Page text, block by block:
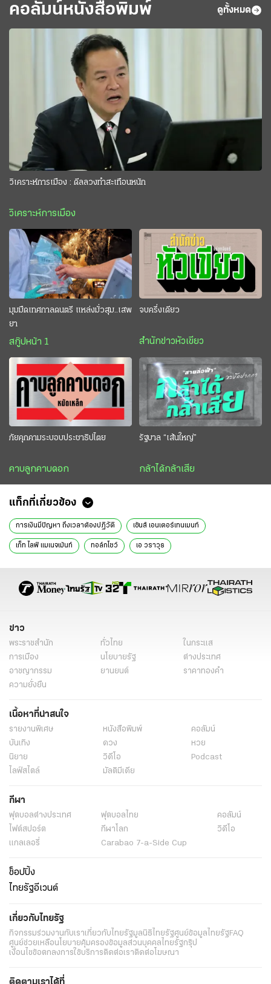
คอลัมน์หนังสือพิมพ์ ดูทั้งหมด
วิเคราะห์การเมือง : ดีลลวงทำสะเทือนหนัก
วิเคราะห์การเมือง
มุมมืดเทศกาลดนตรี แหล่งมั่วสุม..เสพ
ยา
สกู๊ปหน้า 1
จบครึ่งเดียว
สำนักข่าวหัวเขียว
ภัยคุกคามระบอบประชาธิปไตย
คาบลูกคาบดอก
รัฐบาล “เส้นใหญ่”
กล้าได้กล้าเสีย
แท็กที่เกี่ยวข้อง
การเงินมีปัญหา ถึงเวลาต้องปฏิวัติ เซ้นส์ เอนเตอร์เทนเมนท์
เก็ท ไลฟ์ แมเนจเม้นท์ ทอล์กโชว์ เอ วราวุธ
ข่าว
พระราชสำนัก ทั่วไทย
ในกระแส
การเมือง
นโยบายรัฐ
ต่างประเทศ
อาชญากรรม
ยานยนต์
ราคาทองคำ
ความยั่งยืน
เนื้อหาที่น่าสนใจ
รายงานพิเศษ หนังสือพิมพ์
คอลัมน์
บันเทิง
ดวง
หวย
นิยาย
วิดีโอ
Podcast
ไลฟ์สไตล์
มัลติมีเดีย
กีฬา
ฟุตบอลต่่างประเทศ ฟุตบอลไทย
คอลัมน์
ไฟต์สปอร์ต
กีฬาโลก
วิดีโอ
แกลเลอรี่
Carabao 7-a-Side Cup
ช็อปปิ้ง
ไทยรัฐอีเวนต์
เกี่ยวกับไทยรัฐ
กิจกรรมร่วมงานกับเราเกี่ยวกับไทยรัฐมูลนิธิไทยรัฐศูนย์ข้อมูลไทยรัฐFAQ
ศูนย์ช่วยเหลือนโยบายคุ้มครองข้อมูลส่วนบุคคลไทยรัฐกรุ๊ป
เงื่อนไขข้อตกลงการใช้บริการติดต่อเราติดต่อโฆษณา